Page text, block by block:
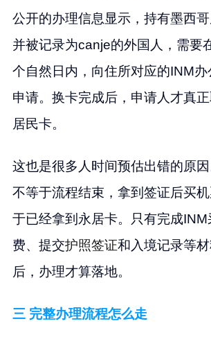
公开的办理信息显示，持有墨西
并被记录为canje的外国人，需要
个自然日内，向住所对应的INM
申请。换卡完成后，申请人才真
居民卡。
这也是很多人时间预估出错的原
不等于流程结束，拿到签证后买
于已经拿到永居卡。只有完成
费、提交护照签证和入境记录等
后，办理才算落地。
三 完整办理流程怎么走